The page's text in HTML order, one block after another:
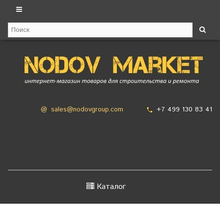
@ sales@nodovgroup.com +7 499 130 83 41
Каталог